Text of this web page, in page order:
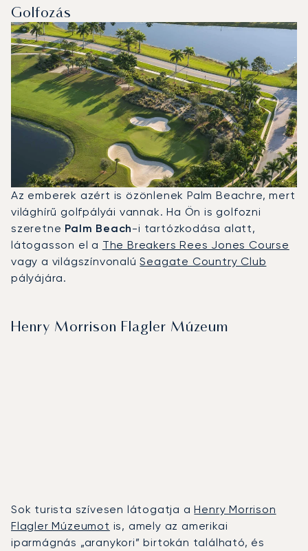
Golfozás
Az emberek azért is özönlenek Palm Beachre, mert
világhírű golfpályái vannak. Ha Ön is golfozni
szeretne Palm Beach-i tartózkodása alatt,
látogasson el a The Breakers Rees Jones Course
vagy a világszínvonalúSeagate Country Club
pályájára.
Henry Morrison Flagler Múzeum
Sok turista szívesen látogatja aHenry Morrison
Flagler Múzeumot is, amely az amerikai
iparmágnás „aranykori” birtokán található, és